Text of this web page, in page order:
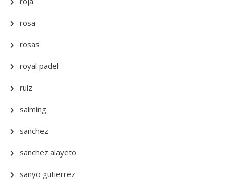
rosa
rosas
royal padel
ruiz
salming
sanchez
sanchez alayeto
sanyo gutierrez